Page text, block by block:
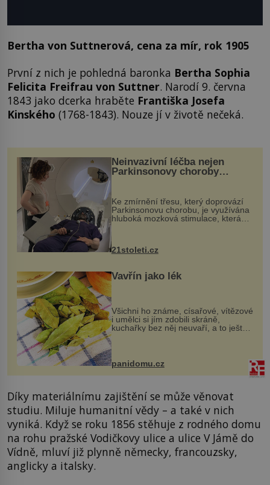
Bertha von Suttnerová, cena za mír, rok 1905
První z nich je pohledná baronka Bertha Sophia
Felicita Freifrau von Suttner. Narodí 9. června
1843 jako dcerka hraběte Františka Josefa
Kinského (1768-1843). Nouze jí v životě nečeká.
Neinvazivní léčba nejen
Parkinsonovy choroby
Ke zmírnění třesu, který doprovází
Parkinsonovu chorobu, je využívána
hluboká mozková stimulace, která
však vyžaduje vysoce invazivní
k dostatečně přesnému zacílení ...
21stoleti.cz
Vavřín jako lék
Všichni ho známe, císařové, vítězové
i umělci si jím zdobili skráně,
kuchařky bez něj neuvaří, a to ještě
nevíte, že bobkový list může výrazně
zmírnit některé naše neduhy.
Obsahuje v malém množství ně...
panidomu.cz
Díky materiálnímu zajištění se může věnovat
studiu. Miluje humanitní vědy – a také v nich
vyniká. Když se roku 1856 stěhuje z rodného domu
na rohu pražské Vodičkovy ulice a ulice V Jámě do
Vídně, mluví již plynně německy, francouzsky,
anglicky a italsky.